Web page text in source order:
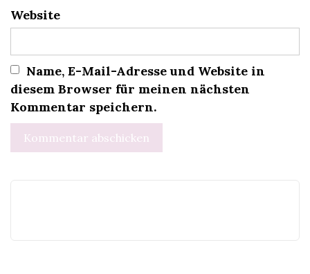
Website
Name, E-Mail-Adresse und Website in
diesem Browser für meinen nächsten
Kommentar speichern.